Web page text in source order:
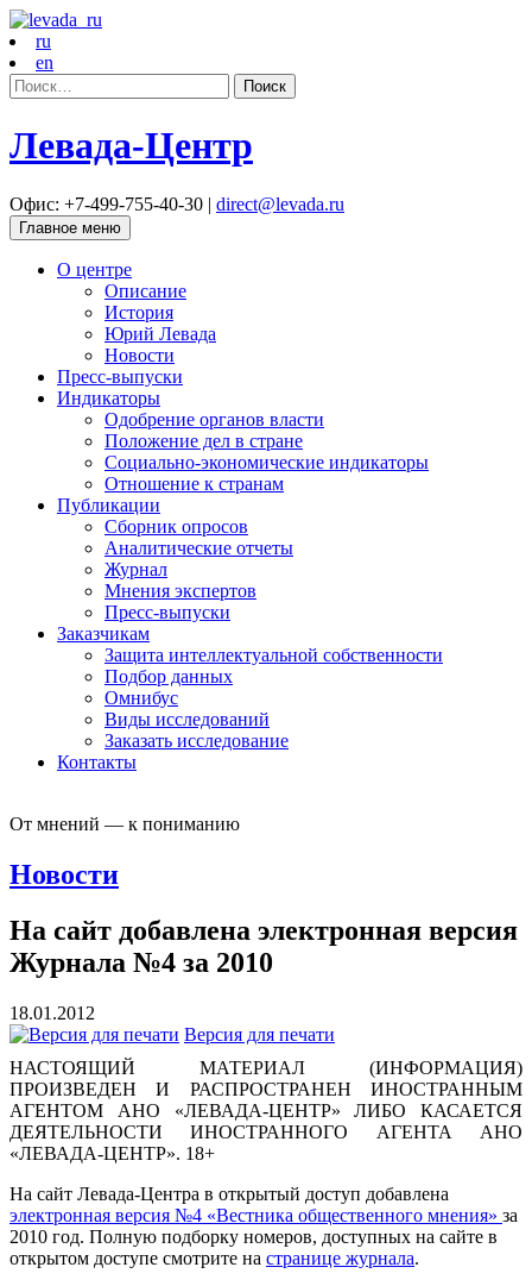
ru
en
Найти:
Левада-Центр
Офис: +7-499-755-40-30 | direct@levada.ru
Главное меню
О центре
Описание
История
Юрий Левада
Новости
Пресс-выпуски
Индикаторы
Одобрение органов власти
Положение дел в стране
Социально-экономические индикаторы
Отношение к странам
Публикации
Сборник опросов
Аналитические отчеты
Журнал
Мнения экспертов
Пресс-выпуски
Заказчикам
Защита интеллектуальной собственности
Подбор данных
Омнибус
Виды исследований
Заказать исследование
Контакты
От мнений — к пониманию
Новости
На сайт добавлена электронная версия
Журнала №4 за 2010
18.01.2012
Версия для печати
НАСТОЯЩИЙ МАТЕРИАЛ (ИНФОРМАЦИЯ)
ПРОИЗВЕДЕН И РАСПРОСТРАНЕН ИНОСТРАННЫМ
АГЕНТОМ АНО «ЛЕВАДА-ЦЕНТР» ЛИБО КАСАЕТСЯ
ДЕЯТЕЛЬНОСТИ ИНОСТРАННОГО АГЕНТА АНО
«ЛЕВАДА-ЦЕНТР». 18+
На сайт Левада-Центра в открытый доступ добавлена
электронная версия №4 «Вестника общественного мнения» за
2010 год. Полную подборку номеров, доступных на сайте в
открытом доступе смотрите на странице журнала.